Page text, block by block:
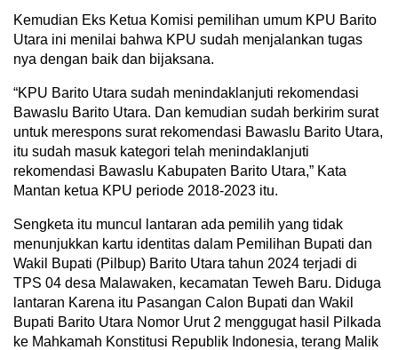
Kemudian Eks Ketua Komisi pemilihan umum KPU Barito
Utara ini menilai bahwa KPU sudah menjalankan tugas
nya dengan baik dan bijaksana.
“KPU Barito Utara sudah menindaklanjuti rekomendasi
Bawaslu Barito Utara. Dan kemudian sudah berkirim surat
untuk merespons surat rekomendasi Bawaslu Barito Utara,
itu sudah masuk kategori telah menindaklanjuti
rekomendasi Bawaslu Kabupaten Barito Utara,” Kata
Mantan ketua KPU periode 2018-2023 itu.
Sengketa itu muncul lantaran ada pemilih yang tidak
menunjukkan kartu identitas dalam Pemilihan Bupati dan
Wakil Bupati (Pilbup) Barito Utara tahun 2024 terjadi di
TPS 04 desa Malawaken, kecamatan Teweh Baru. Diduga
lantaran Karena itu Pasangan Calon Bupati dan Wakil
Bupati Barito Utara Nomor Urut 2 menggugat hasil Pilkada
ke Mahkamah Konstitusi Republik Indonesia, terang Malik